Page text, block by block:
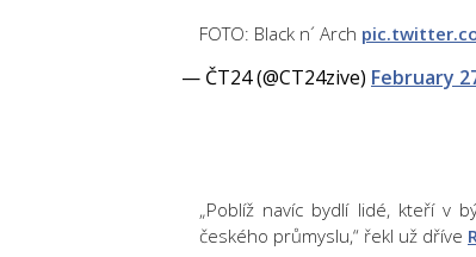
FOTO: Black n´ Arch
— ČT24 (@CT24zive) February
„Poblíž navíc bydlí lidé, kteří v
českého průmyslu,“ řekl už dříve